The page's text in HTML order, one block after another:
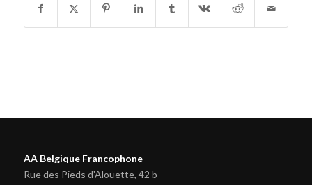
AA Belgique Francophone
Rue des Pieds d'Alouette, 42 b